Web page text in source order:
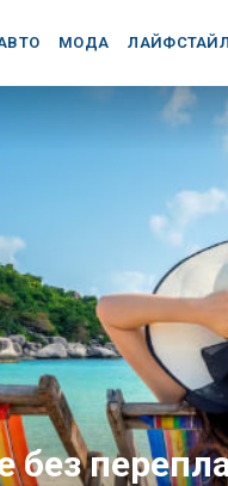
МОДА ЛАЙФСТАЙЛ